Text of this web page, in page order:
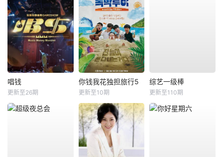
唱钱
更新至26期
你钱我花独担旅行5
更新至10期
综艺一级棒
更新至110期